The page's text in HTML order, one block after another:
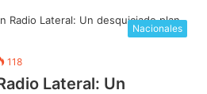
Nacionales
118
Lateral: Un